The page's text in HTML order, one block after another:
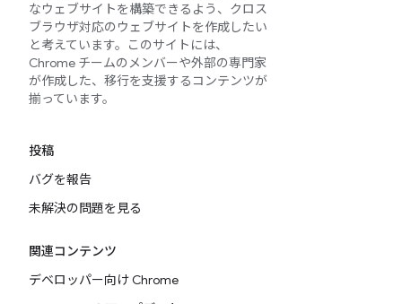
なウェブサイトを構築できるよう、クロス
ブラウザ対応のウェブサイトを作成したい
と考えています。このサイトには、
Chrome チームのメンバーや外部の専門家
が作成した、移行を支援するコンテンツが
揃っています。
投稿
バグを報告
未解決の問題を見る
関連コンテンツ
デベロッパー向け Chrome